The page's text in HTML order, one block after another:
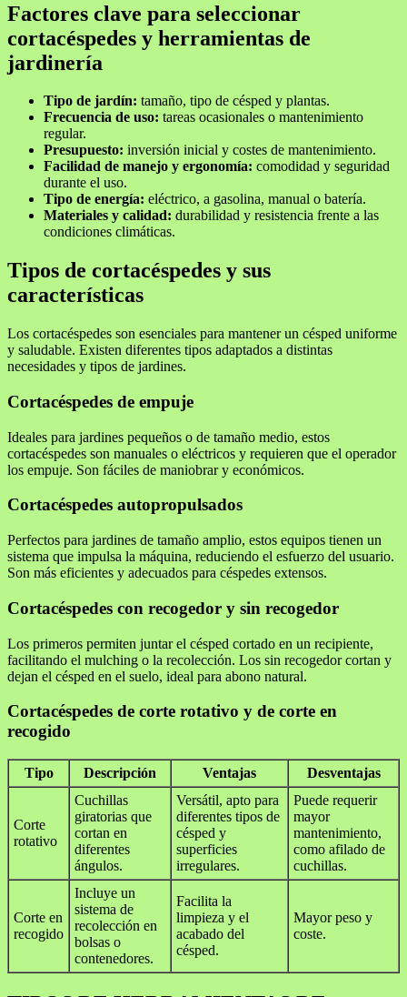
Factores clave para seleccionar
cortacéspedes y herramientas de
jardinería
Tipo de jardín: tamaño, tipo de césped y plantas.
Frecuencia de uso: tareas ocasionales o mantenimiento
regular.
Presupuesto: inversión inicial y costes de mantenimiento.
Facilidad de manejo y ergonomía: comodidad y seguridad
durante el uso.
Tipo de energía: eléctrico, a gasolina, manual o batería.
Materiales y calidad: durabilidad y resistencia frente a las
condiciones climáticas.
Tipos de cortacéspedes y sus
características
Los cortacéspedes son esenciales para mantener un césped uniforme
y saludable. Existen diferentes tipos adaptados a distintas
necesidades y tipos de jardines.
Cortacéspedes de empuje
Ideales para jardines pequeños o de tamaño medio, estos
cortacéspedes son manuales o eléctricos y requieren que el operador
los empuje. Son fáciles de maniobrar y económicos.
Cortacéspedes autopropulsados
Perfectos para jardines de tamaño amplio, estos equipos tienen un
sistema que impulsa la máquina, reduciendo el esfuerzo del usuario.
Son más eficientes y adecuados para céspedes extensos.
Cortacéspedes con recogedor y sin recogedor
Los primeros permiten juntar el césped cortado en un recipiente,
facilitando el mulching o la recolección. Los sin recogedor cortan y
dejan el césped en el suelo, ideal para abono natural.
Cortacéspedes de corte rotativo y de corte en
recogido
Tipo Descripción Ventajas Desventajas
Corte
rotativo
Cuchillas
giratorias que
cortan en
diferentes
ángulos.
Versátil, apto para
diferentes tipos de
césped y
superficies
irregulares.
Puede requerir
mayor
mantenimiento,
como afilado de
cuchillas.
Corte en
recogido
Incluye un
sistema de
recolección en
bolsas o
contenedores.
Facilita la
limpieza y el
acabado del
césped.
Mayor peso y
coste.